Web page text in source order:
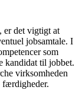
er det vigtigt at
jobsamtale. I
som
kandidat til jobbet.
virksomheden
færdigheder.